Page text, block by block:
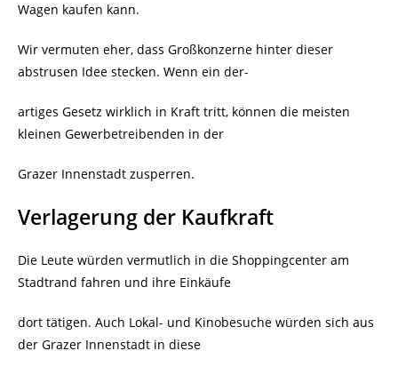
Wagen kaufen kann.
Wir vermuten eher, dass Großkonzerne hinter dieser
abstrusen Idee stecken. Wenn ein der-
artiges Gesetz wirklich in Kraft tritt, können die meisten
kleinen Gewerbetreibenden in der
Grazer Innenstadt zusperren.
Verlagerung der Kaufkraft
Die Leute würden vermutlich in die Shoppingcenter am
Stadtrand fahren und ihre Einkäufe
dort tätigen. Auch Lokal- und Kinobesuche würden sich aus
der Grazer Innenstadt in diese